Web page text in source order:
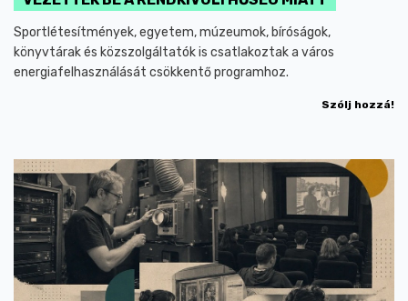
Sportlétesítmények, egyetem, múzeumok, bíróságok,
könyvtárak és közszolgáltatók is csatlakoztak a város
energiafelhasználását csökkentő programhoz.
Szólj hozzá!